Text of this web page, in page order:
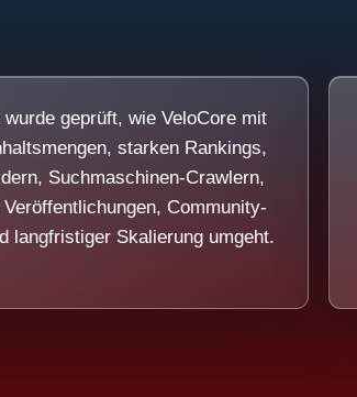
wurde geprüft, wie VeloCore mit
starken Rankings,
Suchmaschinen-Crawlern,
Community-
langfristiger Skalierung umgeht.